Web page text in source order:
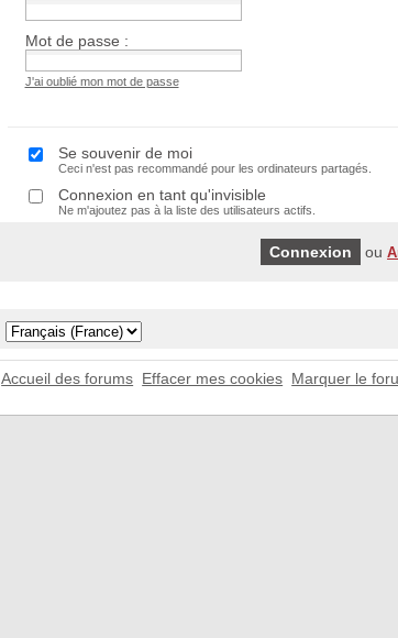
Mot de passe :
J'ai oublié mon mot de passe
Se souvenir de moi
Ceci n'est pas recommandé pour les ordinateurs partagés.
Connexion en tant qu'invisible
Ne m'ajoutez pas à la liste des utilisateurs actifs.
ou
Accueil des forums Effacer mes cookies Marquer le